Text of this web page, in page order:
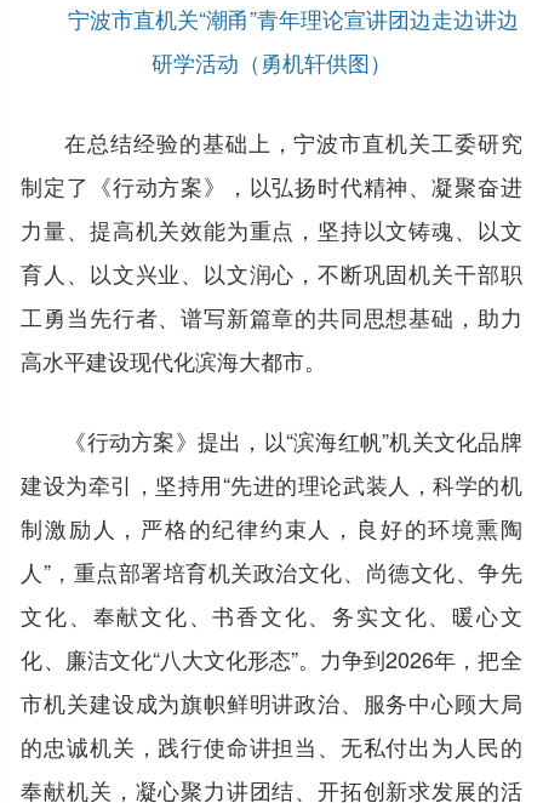
宁波市直机关“潮甬”青年理论宣讲团边走边讲边
研学活动（勇机轩供图）
在总结经验的基础上，宁波市直机关工委研究
制定了《行动方案》，以弘扬时代精神、凝聚奋进
力量、提高机关效能为重点，坚持以文铸魂、以文
育人、以文兴业、以文润心，不断巩固机关干部职
工勇当先行者、谱写新篇章的共同思想基础，助力
高水平建设现代化滨海大都市。
《行动方案》提出，以“滨海红帆”机关文化品牌
建设为牵引，坚持用“先进的理论武装人，科学的机
制激励人，严格的纪律约束人，良好的环境熏陶
人”，重点部署培育机关政治文化、尚德文化、争先
文化、奉献文化、书香文化、务实文化、暖心文
化、廉洁文化“八大文化形态”。力争到2026年，把全
市机关建设成为旗帜鲜明讲政治、服务中心顾大局
的忠诚机关，践行使命讲担当、无私付出为人民的
奉献机关，凝心聚力讲团结、开拓创新求发展的活